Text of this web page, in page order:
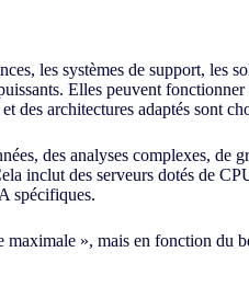
les systèmes de support, les
Elles peuvent fonctionner
des architectures adaptés sont
des analyses complexes, de
inclut des serveurs dotés de
spécifiques.
», mais en fonction du